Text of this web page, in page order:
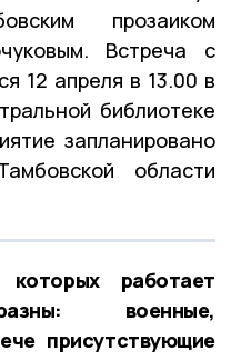
прозаиком
Встреча с
12 апреля в 13.00 в
библиотеке
запланировано
области
работает
военные,
присутствующие